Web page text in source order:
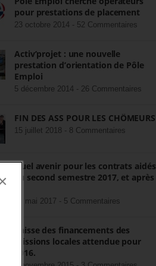
pour prestations de placement
23 octobre 2014 - 52 Commentaires
Activ’projet : une nouvelle
prestation d’orientation de Pôle
Emploi
5 décembre 2014 - 26 Commentaires
FIN DES ASS POUR LES CHÔMEURS
15 juillet 2018 - 8 Commentaires
Quel avenir pour les contrats aidés
au second semestre 2017, et après
22 mai 2017 - 5 Commentaires
Baisse des financements des
missions locales attendue pour
2016.